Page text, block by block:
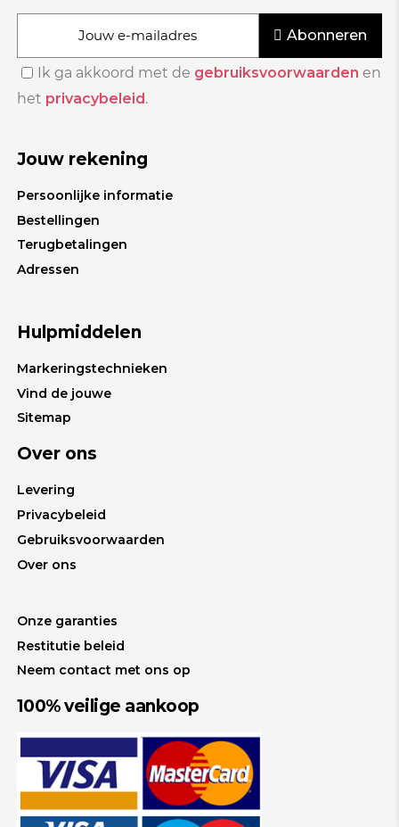
Abonneren
Ik ga akkoord met de gebruiksvoorwaarden en
het privacybeleid.
Jouw rekening
Persoonlijke informatie
Bestellingen
Terugbetalingen
Adressen
Hulpmiddelen
Markeringstechnieken
Vind de jouwe
Sitemap
Over ons
Levering
Privacybeleid
Gebruiksvoorwaarden
Over ons
Onze garanties
Restitutie beleid
Neem contact met ons op
100% veilige aankoop